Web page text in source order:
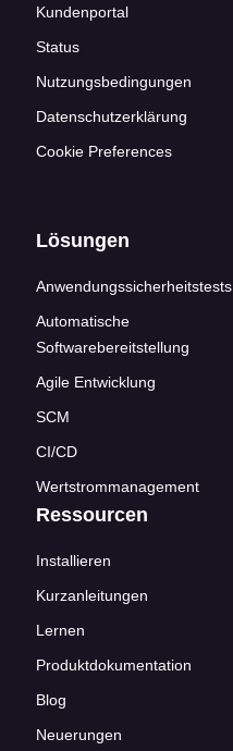
Kundenportal
Status
Nutzungsbedingungen
Datenschutzerklärung
Cookie Preferences
Lösungen
Anwendungssicherheitstests
Automatische
Softwarebereitstellung
Agile Entwicklung
SCM
CI/CD
Wertstrommanagement
Ressourcen
Installieren
Kurzanleitungen
Lernen
Produktdokumentation
Blog
Neuerungen